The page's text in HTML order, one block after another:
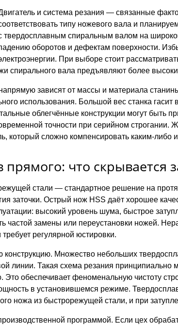
и система резания — связанные
типу ножевого вала и
твердосплавным спиральным валом на
оборотов и дефектам поверхности.
При выборе стоит
спирального вала предъявляют более
зависят от массы и материала
использования. Большой вес станка
облегчённые конструкции могут быть
точности при серийном
который сложно компенсировать каким-либо
что скрывается
стали — стандартное решение на
заточки. Острый нож HSS даёт хорошее
высокий уровень шума, быстрое
частой замены или переустановки ножей.
регулярной юстировки.
Множество небольших
линии. Такая схема резания принципиально
обеспечивает феноменальную чистоту
в установившемся режиме.
ножа из быстрорежущей стали, и при
программой. Если цех